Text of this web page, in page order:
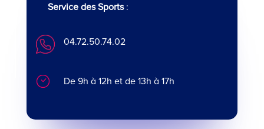
Service des Sports:
04.72.50.74.02
De 9h à 12h et de 13h à 17h